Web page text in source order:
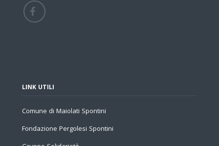
LINK UTILI
Comune di Maiolati Spontini
Fondazione Pergolesi Spontini